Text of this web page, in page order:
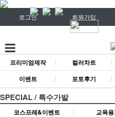
로그인 회원가입
프리미엄제작 컬러차트
이벤트
포토후기
SPECIAL / 특수가발
코스프레&이벤트 교육